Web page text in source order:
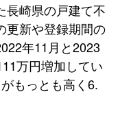
長崎県の戸建て不
更新や登録期間の
年11月と2023
万円増加してい
もっとも高く6.